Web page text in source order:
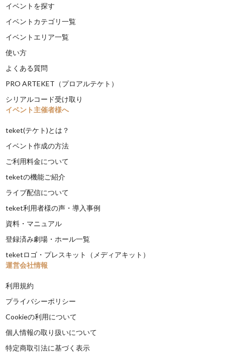
イベントを探す
イベントカテゴリ一覧
イベントエリア一覧
使い方
よくある質問
PRO ARTEKET（プロアルテケト）
シリアルコード受け取り
イベント主催者様へ
teket(テケト)とは？
イベント作成の方法
ご利用料金について
teketの機能ご紹介
ライブ配信について
teket利用者様の声・導入事例
資料・マニュアル
登録済み劇場・ホール一覧
teketロゴ・プレスキット（メディアキット）
運営会社情報
利用規約
プライバシーポリシー
Cookieの利用について
個人情報の取り扱いについて
特定商取引法に基づく表示